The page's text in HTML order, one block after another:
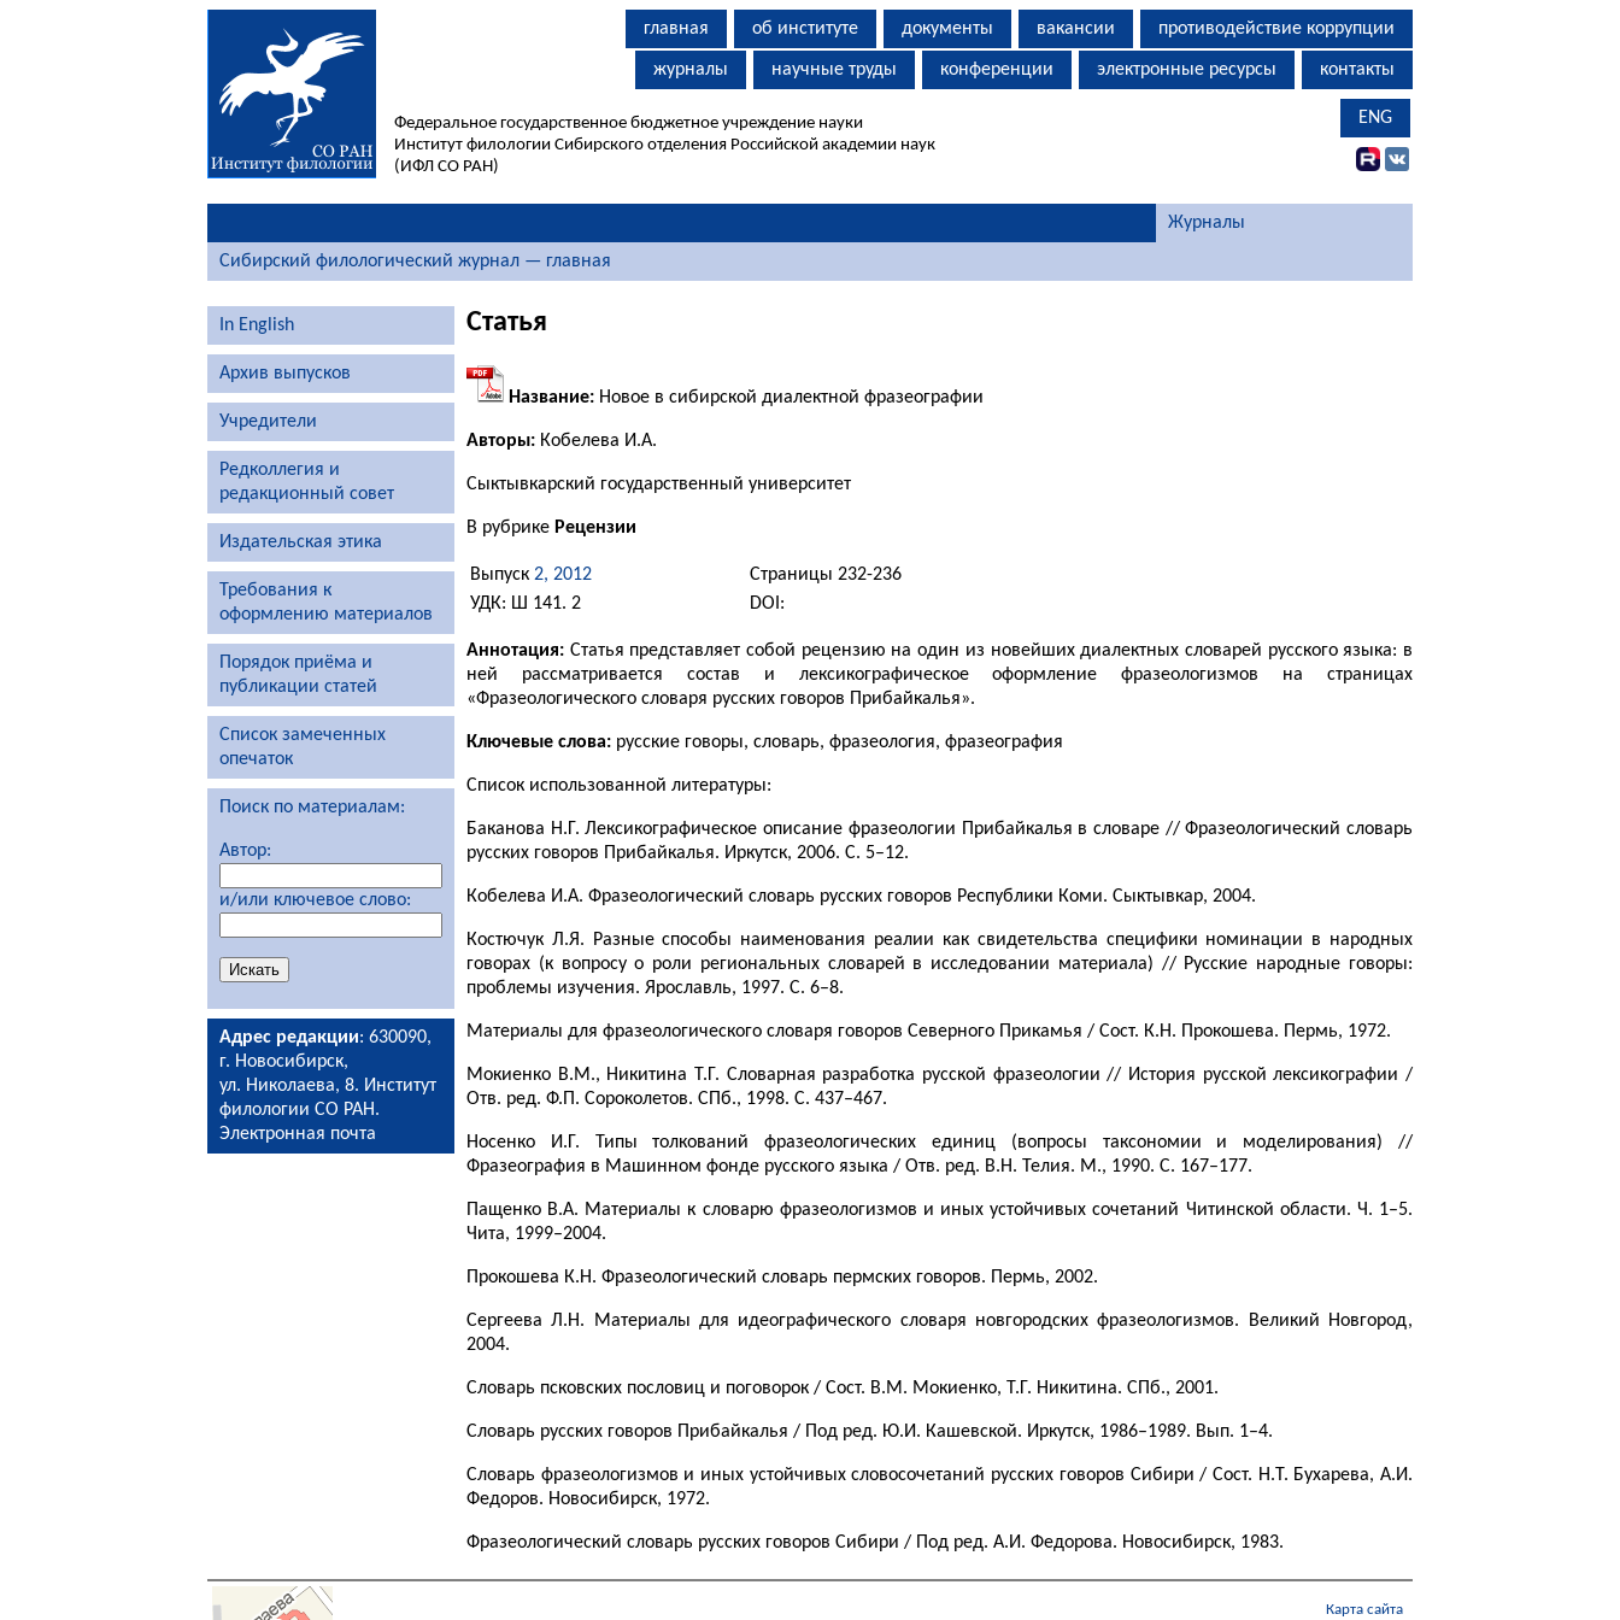
главная об институте документы вакансии противодействие коррупции
журналы научные труды конференции электронные ресурсы контакты
Федеральное государственное бюджетное учреждение науки
Институт филологии Сибирского отделения Российской академии наук
(ИФЛ СО РАН)
ENG
Журналы
Сибирский филологический журнал — главная
In English
Архив выпусков
Учредители
Редколлегия и
редакционный совет
Издательская этика
Требования к
оформлению материалов
Порядок приёма и
публикации статей
Список замеченных
опечаток
Поиск по материалам:
Автор:
и/или ключевое слово:
Адрес редакции: 630090,
г. Новосибирск,
ул. Николаева, 8. Институт
филологии СО РАН.
Электронная почта
Статья
Название: Новое в сибирской диалектной фразеографии
Авторы: Кобелева И.А.
Сыктывкарский государственный университет
В рубрике Рецензии
Выпуск 2, 2012
Страницы 232-236
УДК: Ш 141. 2
DOI:
Аннотация: Статья представляет собой рецензию на один из новейших диалектных словарей русского языка: в
ней рассматривается состав и лексикографическое оформление фразеологизмов на страницах
«Фразеологического словаря русских говоров Прибайкалья».
Ключевые слова: русские говоры, словарь, фразеология, фразеография
Список использованной литературы:
Баканова Н.Г. Лексикографическое описание фразеологии Прибайкалья в словаре // Фразеологический словарь
русских говоров Прибайкалья. Иркутск, 2006. С. 5–12.
Кобелева И.А. Фразеологический словарь русских говоров Республики Коми. Сыктывкар, 2004.
Костючук Л.Я. Разные способы наименования реалии как свидетельства специфики номинации в народных
говорах (к вопросу о роли региональных словарей в исследовании материала) // Русские народные говоры:
проблемы изучения. Ярославль, 1997. С. 6–8.
Материалы для фразеологического словаря говоров Северного Прикамья / Сост. К.Н. Прокошева. Пермь, 1972.
Мокиенко В.М., Никитина Т.Г. Словарная разработка русской фразеологии // История русской лексикографии /
Отв. ред. Ф.П. Сороколетов. СПб., 1998. С. 437–467.
Носенко И.Г. Типы толкований фразеологических единиц (вопросы таксономии и моделирования) //
Фразеография в Машинном фонде русского языка / Отв. ред. В.Н. Телия. М., 1990. С. 167–177.
Пащенко В.А. Материалы к словарю фразеологизмов и иных устойчивых сочетаний Читинской области. Ч. 1–5.
Чита, 1999–2004.
Прокошева К.Н. Фразеологический словарь пермских говоров. Пермь, 2002.
Сергеева Л.Н. Материалы для идеографического словаря новгородских фразеологизмов. Великий Новгород,
2004.
Словарь псковских пословиц и поговорок / Сост. В.М. Мокиенко, Т.Г. Никитина. СПб., 2001.
Словарь русских говоров Прибайкалья / Под ред. Ю.И. Кашевской. Иркутск, 1986–1989. Вып. 1–4.
Словарь фразеологизмов и иных устойчивых словосочетаний русских говоров Сибири / Сост. Н.Т. Бухарева, А.И.
Федоров. Новосибирск, 1972.
Фразеологический словарь русских говоров Сибири / Под ред. А.И. Федорова. Новосибирск, 1983.
Карта сайта